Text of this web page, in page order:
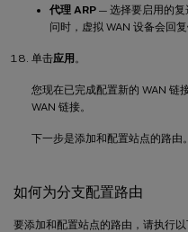
代理 ARP — 选择要启用的
问时，虚拟 WAN 设备会回
单击应用 。
您现在已完成配置新的 WAN 链
WAN 链接。
下一步是添加和配置站点的路由。
如何为分支配置路由
要添加和配置站点的路由，请执行以